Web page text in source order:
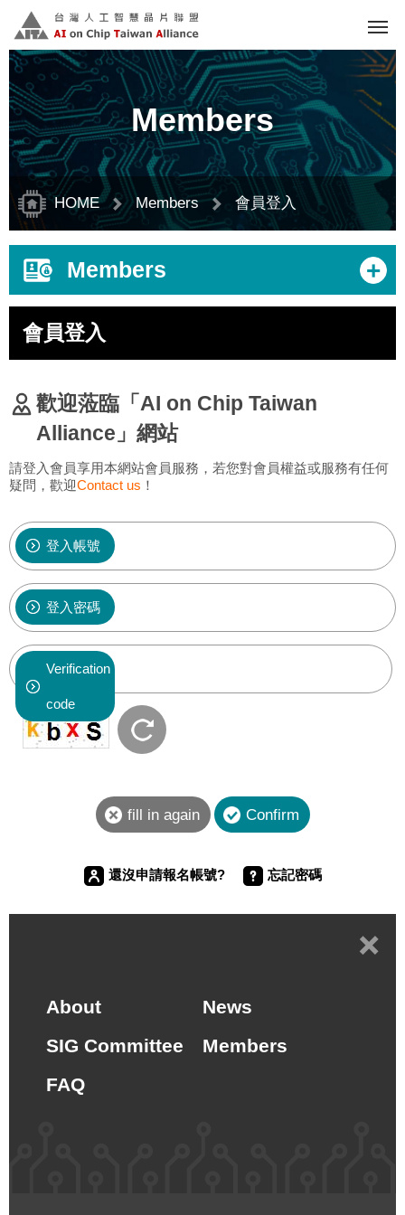
content
block
Members
HOME Members 會員登入
Members +
會員登入
歡迎蒞臨「AI on Chip Taiwan
Alliance」網站
請登入會員享用本網站會員服務，若您對會員權益或服務有任何
疑問，歡迎Contact us ！
登入帳號
登入密碼
Verification
code
還沒申請報名帳號? 忘記密碼
+
About
News
SIG Committee
Members
FAQ